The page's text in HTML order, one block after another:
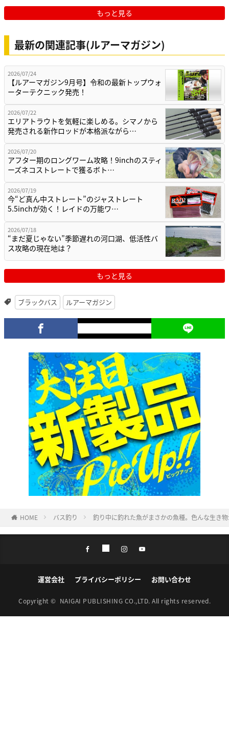
もっと見る
最新の関連記事(ルアーマガジン)
2026/07/24
【ルアーマガジン9月号】令和の最新トップウォ
ーターテクニック発売！
2026/07/22
エリアトラウトを気軽に楽しめる。シマノから
発売される新作ロッドが本格派ながら…
2026/07/20
アフター期のロングワーム攻略！9inchのスティ
ーズネコストレートで獲るボト…
2026/07/19
今“ど真ん中ストレート”のジャストレート
5.5inchが効く！レイドの万能ワ…
2026/07/18
“まだ夏じゃない”季節遅れの河口湖、低活性バ
ス攻略の現在地は？
もっと見る
ブラックバス ルアーマガジン
HOME バス釣り 釣り中に釣れた魚がまさかの魚種。色んな生き
運営会社 プライバシーポリシー お問い合わせ
Copyright © NAIGAI PUBLISHING CO.,LTD. All rights reserved.